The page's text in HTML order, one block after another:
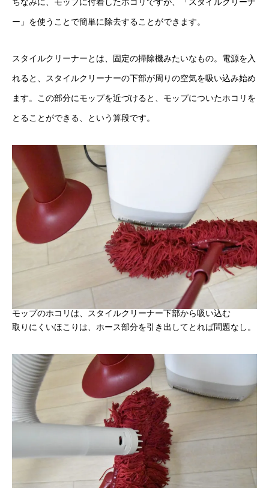
ー」を使うことで簡単に除去することができます。
スタイルクリーナーとは、固定の掃除機みたいなもの。電源を入
れると、スタイルクリーナーの下部が周りの空気を吸い込み始め
ます。この部分にモップを近づけると、モップについたホコリを
とることができる、という算段です。
モップのホコリは、スタイルクリーナー下部から吸い込む
取りにくいほこりは、ホース部分を引き出してとれば問題なし。